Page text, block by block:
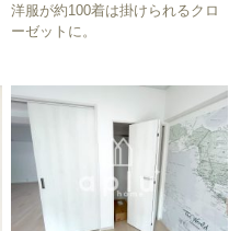
洋服が約100着は掛けられるクロ
ーゼットに。